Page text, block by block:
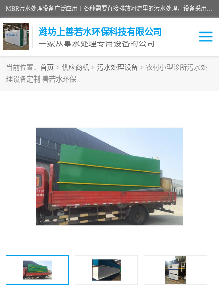
MBR污水处理设备广泛应用于各种需要直接排放河流里的污水处理，设备采用膜生物反应器（Membrane Bioreactor,简称MBR〕技术，取代了传统工艺中的二沉池，它可以*地进行固液分离，得到直接使用的稳定中水，又可在生物池内维持高浓度的微生物量，工艺剩余污泥少，极有效地去除氨氮，出水悬浮物和浊度接近于零，出水中细菌和病毒被大幅度去除，能耗低，占地面积小。
潍坊上善若水环保科技有限公司
一家从事水处理专用设备的公司
当前位置： 首页 > 供应商机 > 污水处理设备 > 农村小型诊所污水处
理设备定制 善若水环保
污水处理设备
洗涤污水处理设备
诊所门诊污水处理设备 臭氧消毒设备
养殖污水处理设备 屠宰污水处理设备
一体化污水处理设备 食品制造业污水处理设备
医院辐射污水衰变池